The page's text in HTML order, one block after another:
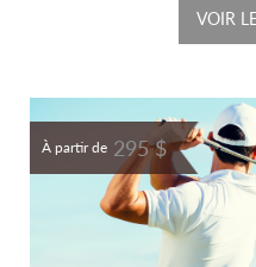
VOIR
À partir de 295 $